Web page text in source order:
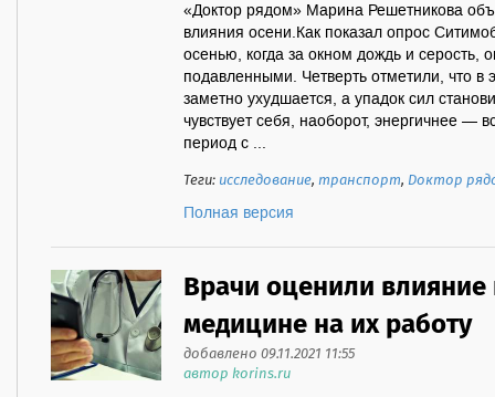
«Доктор рядом» Марина Решетникова
влияния осени.Как показал опрос
осенью, когда за окном дождь и серость,
подавленными. Четверть отметили, что в
заметно ухудшается, а упадок сил
чувствует себя, наоборот, энергичнее —
период с ...
Теги:исследование,транспорт, Доктор
Полная версия
Врачи оценили
медицине на их работу
добавлено 09.11.2021 11:55
автор korins.ru